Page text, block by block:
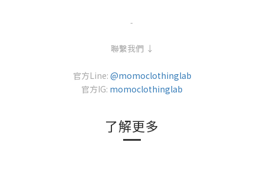
-
聯繫我們 ↓
官方Line: @momoclothinglab
官方IG: momoclothinglab
了解更多